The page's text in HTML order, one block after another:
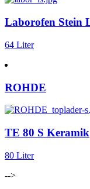
Laborofen Stein
64 Liter
ROHDE
TE 80 S Keramik
80 Liter
-->